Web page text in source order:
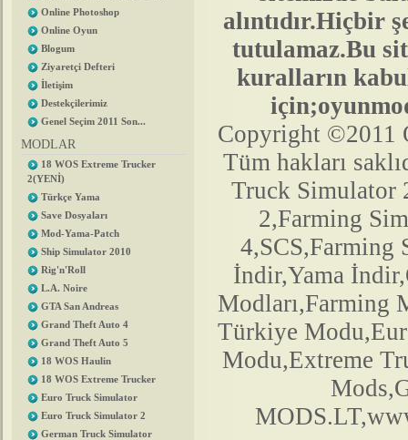
Online Photoshop
Online Oyun
Blogum
Ziyaretçi Defteri
İletişim
Destekçilerimiz
Genel Seçim 2011 Son...
MODLAR
18 WOS Extreme Trucker
2(YENİ)
Türkçe Yama
Save Dosyaları
Mod-Yama-Patch
Ship Simulator 2010
Rig'n'Roll
L.A. Noire
GTA San Andreas
Grand Theft Auto 4
Grand Theft Auto 5
18 WOS Haulin
18 WOS Extreme Trucker
Euro Truck Simulator
Euro Truck Simulator 2
German Truck Simulator
alıntıdır.Hiçbir
tutulamaz.Bu
kuralların
Copyright ©2011
Tüm hakları
Truck Simulator
2,Farming
4,SCS,Farming
İndir,Yama
Modları,Farming
Türkiye
Modu,Extreme